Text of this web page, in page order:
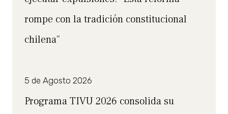
rompe con la tradición constitucional
chilena”
5 de Agosto 2026
Programa TIVU 2026 consolida su